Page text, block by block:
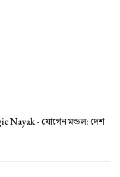
Nayak -যোগেন মন্ডল: দেশ